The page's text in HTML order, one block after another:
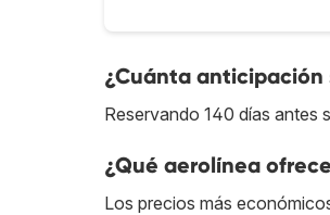
¿Cuánta anticipación
Reservando 140 días antes
¿Qué aerolínea
Los precios más